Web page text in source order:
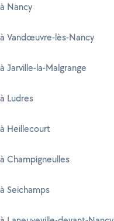
Nancy
Vandœuvre-lès-Nancy
Jarville-la-Malgrange
Ludres
Heillecourt
Champigneulles
Seichamps